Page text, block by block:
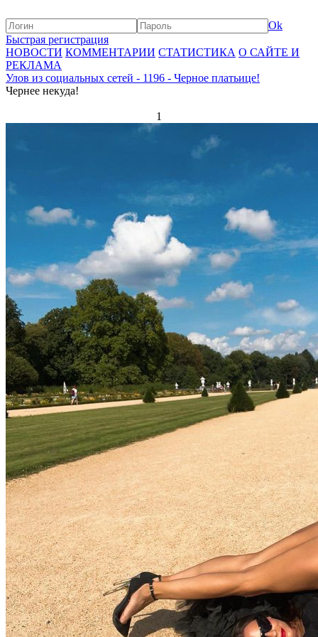
Ok
Быстрая регистрация
НОВОСТИ КОММЕНТАРИИ СТАТИСТИКА О САЙТЕ И
РЕКЛАМА
Улов из социальных сетей - 1196 - Черное платьице!
Чернее некуда!
1